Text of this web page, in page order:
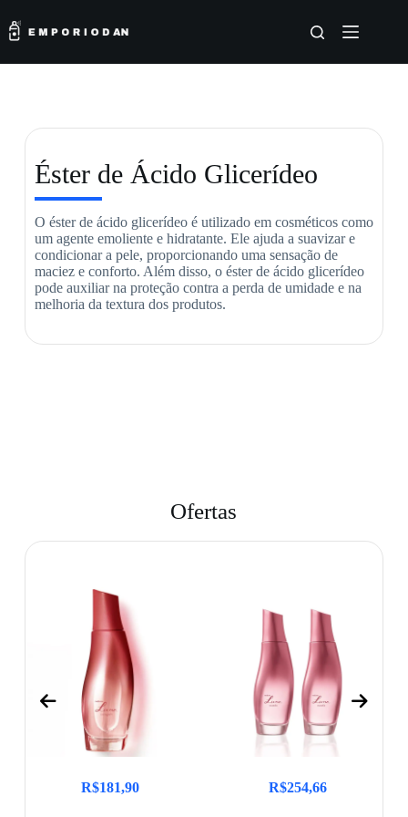
Éster de Ácido Glicerídeo
O éster de ácido glicerídeo é utilizado em cosméticos como
um agente emoliente e hidratante. Ele ajuda a suavizar e
condicionar a pele, proporcionando uma sensação de
maciez e conforto. Além disso, o éster de ácido glicerídeo
pode auxiliar na proteção contra a perda de umidade e na
melhoria da textura dos produtos.
Ofertas
R$181,90 R$254,66